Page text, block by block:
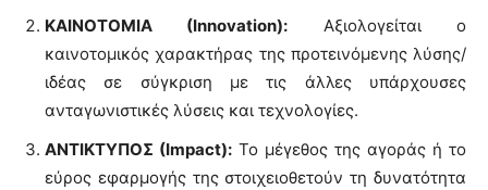
ΚΑΙΝΟΤΟΜΙΑ (Innovation): Αξιολογείται ο
καινοτομικός χαρακτήρας της προτεινόμενης λύσης/
ιδέας σε σύγκριση με τις άλλες υπάρχουσες
ανταγωνιστικές λύσεις και τεχνολογίες.
ΑΝΤΙΚΤΥΠΟΣ (Impact): Το μέγεθος της αγοράς ή το
εύρος εφαρμογής της στοιχειοθετούν τη δυνατότητα